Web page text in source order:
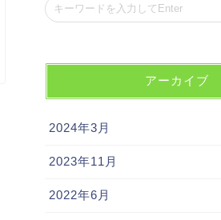
アーカイブ
2024年3月
2023年11月
2022年6月